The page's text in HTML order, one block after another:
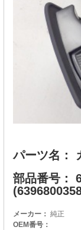
パーツ名：
部品番号：
メーカー： 純正
OEM番号：